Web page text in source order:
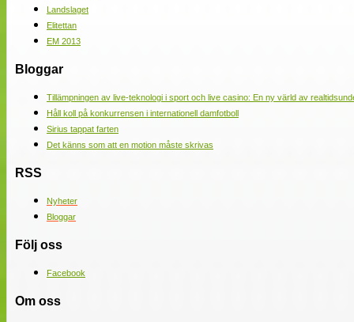
Landslaget
Elitettan
EM 2013
Bloggar
Tillämpningen av live-teknologi i sport och live casino: En ny värld av
Håll koll på konkurrensen i internationell damfotboll
Sirius tappat farten
Det känns som att en motion måste skrivas
RSS
Nyheter
Bloggar
Följ oss
Facebook
Om oss